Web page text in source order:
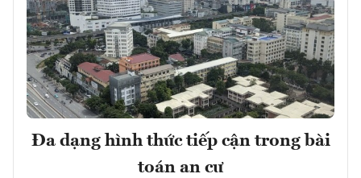
Đa dạng hình thức tiếp cận trong bài
toán an cư